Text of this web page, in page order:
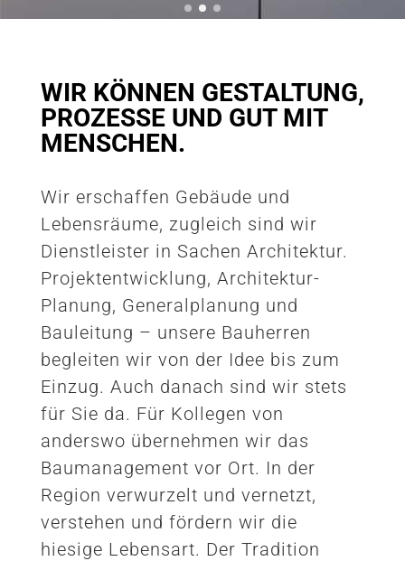
WIR KÖNNEN GESTALTUNG,
PROZESSE UND GUT MIT
MENSCHEN.
Wir erschaffen Gebäude und
Lebensräume, zugleich sind wir
Dienstleister in Sachen Architektur.
Projektentwicklung, Architektur-
Planung, Generalplanung und
Bauleitung – unsere Bauherren
begleiten wir von der Idee bis zum
Einzug. Auch danach sind wir stets
für Sie da. Für Kollegen von
anderswo übernehmen wir das
Baumanagement vor Ort. In der
Region verwurzelt und vernetzt,
verstehen und fördern wir die
hiesige Lebensart. Der Tradition